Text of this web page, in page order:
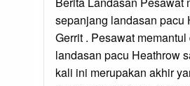
sepanjang landasan pacu
Gerrit . Pesawat
landasan pacu Heathrow
kali ini merupakan akhir